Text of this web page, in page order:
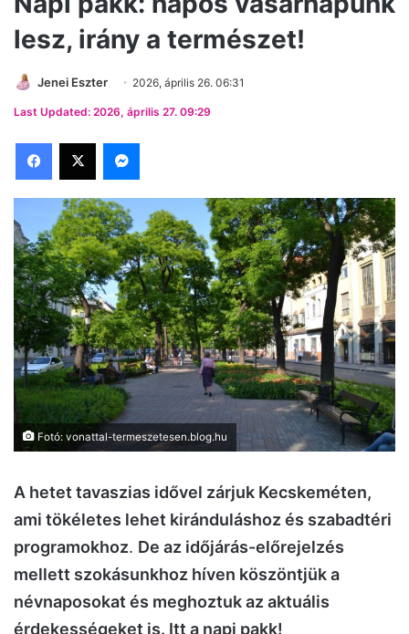
lesz, irány a természet!
Jenei Eszter 2026, április 26. 06:31
Last Updated: 2026, április 27. 09:29
Facebook
X Messenger
Fotó: vonattal-termeszetesen.blog.hu
A hetet tavaszias idővel zárjuk Kecskeméten,
ami tökéletes lehet kiránduláshoz és szabadtéri
programokhoz. De az időjárás-előrejelzés
mellett szokásunkhoz híven köszöntjük a
névnaposokat és meghoztuk az aktuális
érdekességeket is. Itt a napi pakk!